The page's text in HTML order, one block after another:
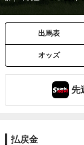
出馬表
オッズ
先
払戻金